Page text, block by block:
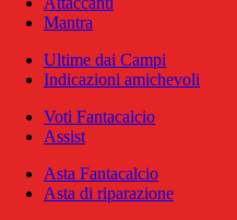
Mantra
Ultime dai Campi
Indicazioni amichevoli
Voti Fantacalcio
Assist
Asta Fantacalcio
Asta di riparazione